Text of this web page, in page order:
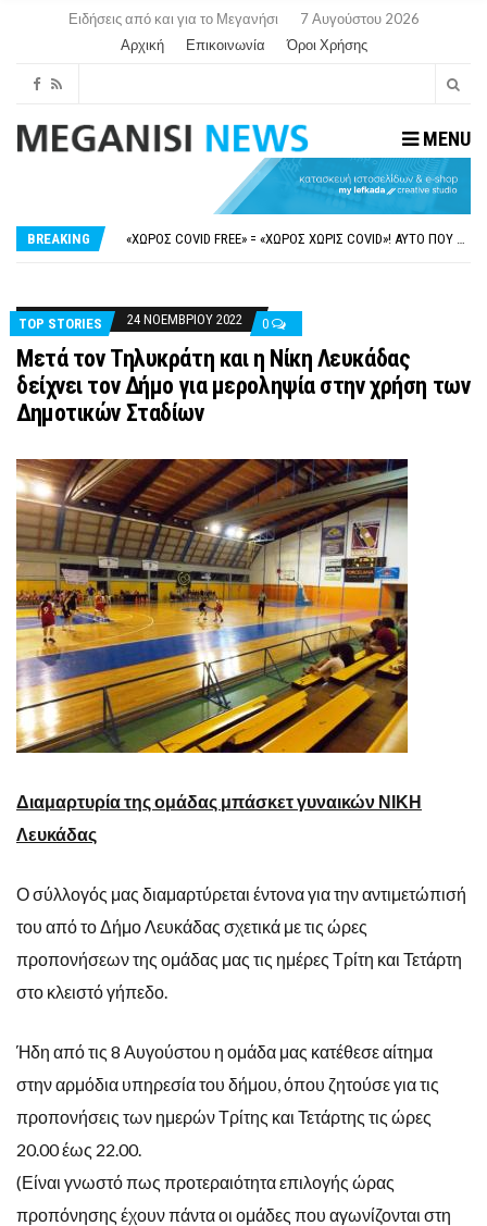
Ειδήσεις από και για το Μεγανήσι
7 Αυγούστου 2026
Αρχική
Επικοινωνία Όροι Χρήσης
MENU
BREAKING
ΝΥΔΡΊ:ΠΙΆΣΤΗΚΑΝ ΣΤΟ ΞΎΛΟ ΟΙ ΙΔΙΟΚΤΉΤΕΣ ΤΟΥΡΙΣΤΙΚΏΝ ΣΚΑΦΏΝ.
«ΧΏΡΟΣ COVID FREE» = «ΧΏΡΟΣ ΧΩΡΊΣ COVID»! ΑΥΤΌ ΠΟΥ ΚΑΝΕΊΣ ΔΕΝ ΈΧΕΙ ΤΟΛΜΉΣΕΙ ΝΑ ΡΩΤΉΣΕΙ
ΠΕΡΊ ΑΝΑΣΤΟΛΉΣ ΝΗΠΙΑΓΩΓΕΊΩΝ ΣΤΗ ΛΕΥΚΆΔΑ
TOP STORIES
24 ΝΟΕΜΒΡΊΟΥ 2022 0
Μετά τον Τηλυκράτη και η Νίκη Λευκάδας
δείχνει τον Δήμο για μεροληψία στην χρήση των
Δημοτικών Σταδίων
Διαμαρτυρία της ομάδας μπάσκετ γυναικών ΝΙΚΗ
Λευκάδας
Ο σύλλογός μας διαμαρτύρεται έντονα για την αντιμετώπισή
του από το Δήμο Λευκάδας σχετικά με τις ώρες
προπονήσεων της ομάδας μας τις ημέρες Τρίτη και Τετάρτη
στο κλειστό γήπεδο.
Ήδη από τις 8 Αυγούστου η ομάδα μας κατέθεσε αίτημα
στην αρμόδια υπηρεσία του δήμου, όπου ζητούσε για τις
προπονήσεις των ημερών Τρίτης και Τετάρτης τις ώρες
20.00 έως 22.00.
(Είναι γνωστό πως προτεραιότητα επιλογής ώρας
προπόνησης έχουν πάντα οι ομάδες που αγωνίζονται στη